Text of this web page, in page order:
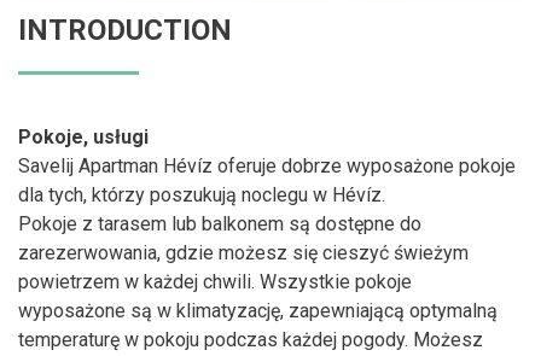
INTRODUCTION
Pokoje, usługi
Savelij Apartman Hévíz oferuje dobrze wyposażone pokoje
dla tych, którzy poszukują noclegu w Hévíz.
Pokoje z tarasem lub balkonem są dostępne do
zarezerwowania, gdzie możesz się cieszyć świeżym
powietrzem w każdej chwili. Wszystkie pokoje
wyposażone są w klimatyzację, zapewniającą optymalną
temperaturę w pokoju podczas każdej pogody. Możesz